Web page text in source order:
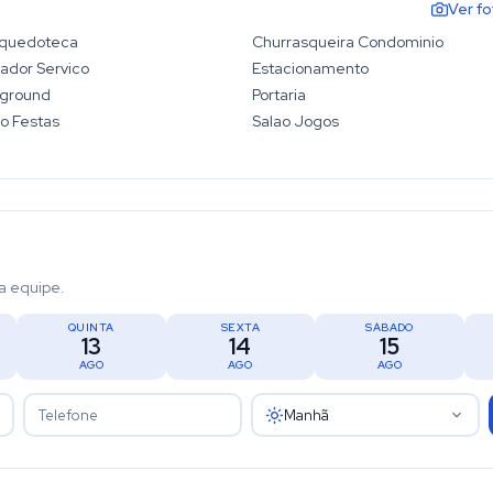
Ver
Churrasqueira Condominio
Servico
Estacionamento
Portaria
Festas
Salao Jogos
equipe.
QUINTA
13
AGO
SEXTA
14
AGO
SÁBADO
15
AGO
Manhã